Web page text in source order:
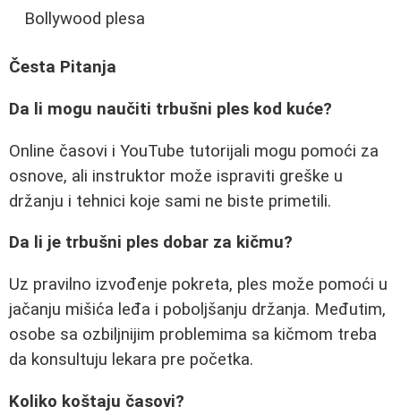
Bollywood plesa
Česta Pitanja
Da li mogu naučiti trbušni ples kod kuće?
Online časovi i YouTube tutorijali mogu pomoći za
osnove, ali instruktor može ispraviti greške u
držanju i tehnici koje sami ne biste primetili.
Da li je trbušni ples dobar za kičmu?
Uz pravilno izvođenje pokreta, ples može pomoći u
jačanju mišića leđa i poboljšanju držanja. Međutim,
osobe sa ozbiljnijim problemima sa kičmom treba
da konsultuju lekara pre početka.
Koliko koštaju časovi?